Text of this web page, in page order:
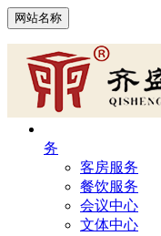
网站名称
务
客房服务
餐饮服务
会议中心
文体中心